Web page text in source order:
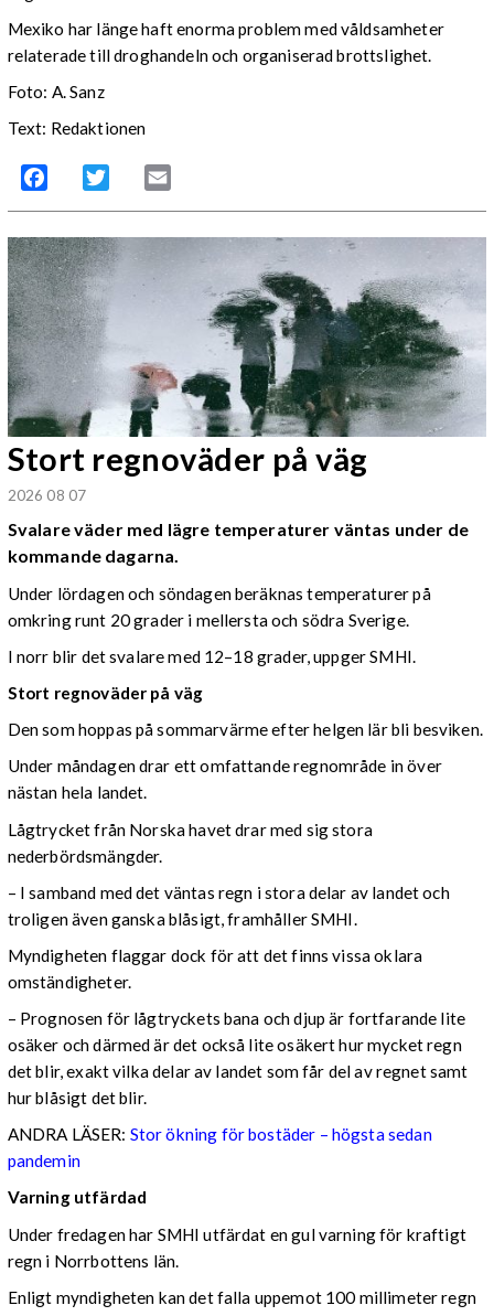
Mexiko har länge haft enorma problem med våldsamheter
relaterade till droghandeln och organiserad brottslighet.
Foto: A. Sanz
Text: Redaktionen
Facebook Twitter
Stort regnoväder på väg
2026 08 07
Svalare väder med lägre temperaturer väntas under de
kommande dagarna.
Under lördagen och söndagen beräknas temperaturer på
omkring runt 20 grader i mellersta och södra Sverige.
I norr blir det svalare med 12–18 grader, uppger SMHI.
Stort regnoväder på väg
Den som hoppas på sommarvärme efter helgen lär bli besviken.
Under måndagen drar ett omfattande regnområde in över
nästan hela landet.
Lågtrycket från Norska havet drar med sig stora
nederbördsmängder.
– I samband med det väntas regn i stora delar av landet och
troligen även ganska blåsigt, framhåller SMHI.
Myndigheten flaggar dock för att det finns vissa oklara
omständigheter.
– Prognosen för lågtryckets bana och djup är fortfarande lite
osäker och därmed är det också lite osäkert hur mycket regn
det blir, exakt vilka delar av landet som får del av regnet samt
hur blåsigt det blir.
ANDRA LÄSER: Stor ökning för bostäder – högsta sedan
pandemin
Varning utfärdad
Under fredagen har SMHI utfärdat en gul varning för kraftigt
regn i Norrbottens län.
Enligt myndigheten kan det falla uppemot 100 millimeter regn